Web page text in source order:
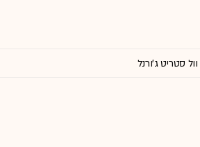
וול סטריט ג'ורנל